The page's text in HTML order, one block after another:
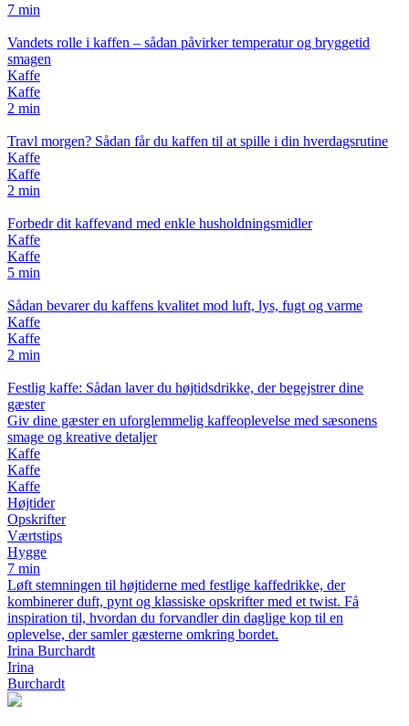
7 min
Vandets rolle i kaffen – sådan påvirker temperatur og bryggetid
smagen
Kaffe
Kaffe
2 min
Travl morgen? Sådan får du kaffen til at spille i din hverdagsrutine
Kaffe
Kaffe
2 min
Forbedr dit kaffevand med enkle husholdningsmidler
Kaffe
Kaffe
5 min
Sådan bevarer du kaffens kvalitet mod luft, lys, fugt og varme
Kaffe
Kaffe
2 min
Festlig kaffe: Sådan laver du højtidsdrikke, der begejstrer dine
gæster
Giv dine gæster en uforglemmelig kaffeoplevelse med sæsonens
smage og kreative detaljer
Kaffe
Kaffe
Kaffe
Højtider
Opskrifter
Værtstips
Hygge
7 min
Løft stemningen til højtiderne med festlige kaffedrikke, der
kombinerer duft, pynt og klassiske opskrifter med et twist. Få
inspiration til, hvordan du forvandler din daglige kop til en
oplevelse, der samler gæsterne omkring bordet.
Irina Burchardt
Irina
Burchardt